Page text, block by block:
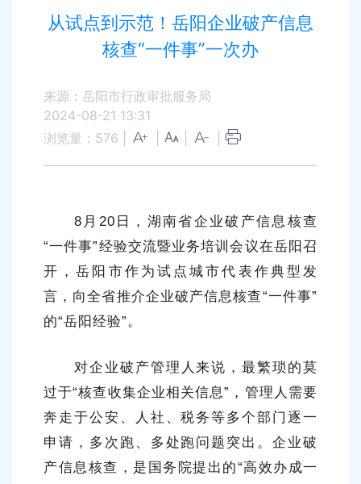
从试点到示范！岳阳企业破产信息
核查“一件事”一次办
来源：岳阳市行政审批服务局
2024-08-21 13:31
浏览量： 576
8月20日
，湖南省企业破产信息核查
“一件事”经验交流暨业务培训会议在岳阳召
开，岳阳市作为试点城市代表作典型发
言，向全省推介企业破产信息核查“一件事”
的“岳阳经验”。
对企业破产管理人来说，最繁琐的莫
过于“核查收集企业相关信息”，管理人需要
奔走于公安、人社、税务等多个部门逐一
申请，多次跑、多处跑问题突出。企业破
产信息核查，是国务院提出的“高效办成一